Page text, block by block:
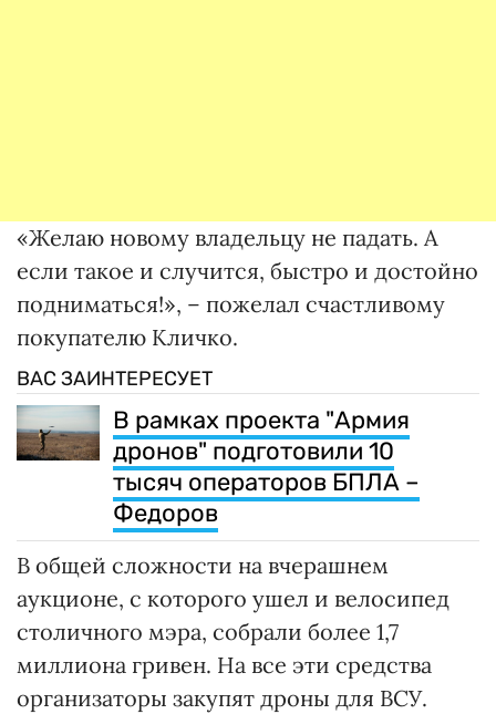
«Желаю новому владельцу не падать. А
если такое и случится, быстро и достойно
подниматься!», – пожелал счастливому
покупателю Кличко.
ВАС ЗАИНТЕРЕСУЕТ
В рамках проекта "Армия
дронов" подготовили 10
тысяч операторов БПЛА –
Федоров
В общей сложности на вчерашнем
аукционе, с которого ушел и велосипед
столичного мэра, собрали более 1,7
миллиона гривен. На все эти средства
организаторы закупят дроны для ВСУ.